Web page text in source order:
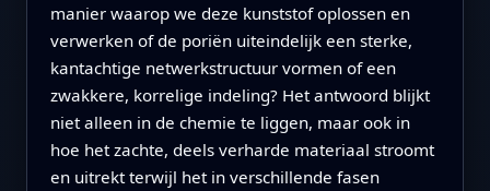
manier waarop we deze kunststof oplossen en
verwerken of de poriën uiteindelijk een sterke,
kantachtige netwerkstructuur vormen of een
zwakkere, korrelige indeling? Het antwoord blijkt
niet alleen in de chemie te liggen, maar ook in
hoe het zachte, deels verharde materiaal stroomt
en uitrekt terwijl het in verschillende fasen